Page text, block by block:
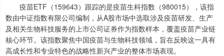
疫苗ETF（159643）跟踪的是疫苗生科指数（980015），该指
数由中证指数有限公司编制，从A股市场中选取涉及疫苗研发、生产
及相关生物科技服务的上市公司证券作为指数样本，覆盖疫苗产业链
核心环节。该指数聚焦中国疫苗与生物科技领域，旨在反映这一具有
高成长性和专业特色的战略性新兴产业的整体市场表现。